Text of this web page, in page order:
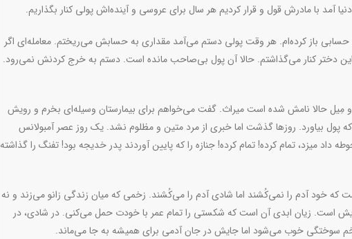
آمد با مادرش قول و قرار کردیم هر سال برای عروسی و آینده‌اش پولی کنار بگذاریم.
باز کرده‌ام. هر وقت پولی دستم می‌آمد مقداری به حسابش می‌ریختم. معامله‌ای اگر
دختر کنار می‌گذاشتم. حالا آن پول بی‌صاحب مانده است. دستم به خرج کردنش نمی‌رود.
حالا نامش شده است میراث. گفت می‌خواهم برای بیمارستان وسیله‌ای بخرم و رویش
بیاورد. روزها گذشت اما خبری از مرد متین و مظلوم نشد. یک روز عصر آمبولانس
داد میزد، تمام کرده! تمام کرده! جنازه را که پایین آوردند پدر خدیجه بود! تفنگ را گذاشته
که خود آدم را نمی‌کُشند اما شادی آدم را می‌کُشند. زخمی که میان زندگی زانو می‌زند و نه
زیان‌ ابدی آن است که شکستی را تمام عمر با خودت حمل می‌کنی. در شادی‌، در
سوختگی خوب می‌شود اما جایش در جان آدمی برای همیشه به جا می‌ماند.